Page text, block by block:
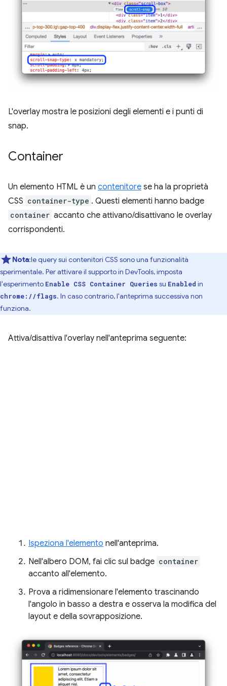
L'overlay mostra le posizioni degli elementi e i punti di
snap.
Container
Un elemento HTML è un contenitore se ha la proprietà
CSS container-type . Questi elementi hanno badge
container accanto che attivano/disattivano le overlay
corrispondenti.
Nota:le query sui contenitori CSS sono una funzionalità
sperimentale. Per attivare il supporto in DevTools, imposta
l'esperimento Enable CSS Container Queries su Enabled in
chrome://flags. In caso contrario, l'anteprima successiva non
funziona.
Attiva/disattiva l'overlay nell'anteprima seguente:
Ispeziona l'elemento nell'anteprima.
Nell'albero DOM, fai clic sul badge container
accanto all'elemento.
Prova a ridimensionare l'elemento trascinando
l'angolo in basso a destra e osserva la modifica del
layout e della sovrapposizione.